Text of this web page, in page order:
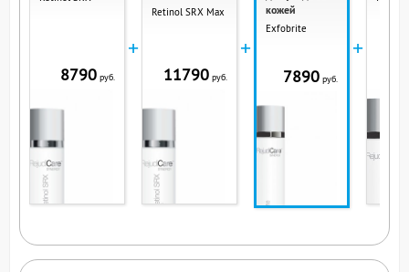
8790 руб.
+
Retinol SRX Max
11790 руб.
+
кожей
Exfobrite
7890 руб.
+